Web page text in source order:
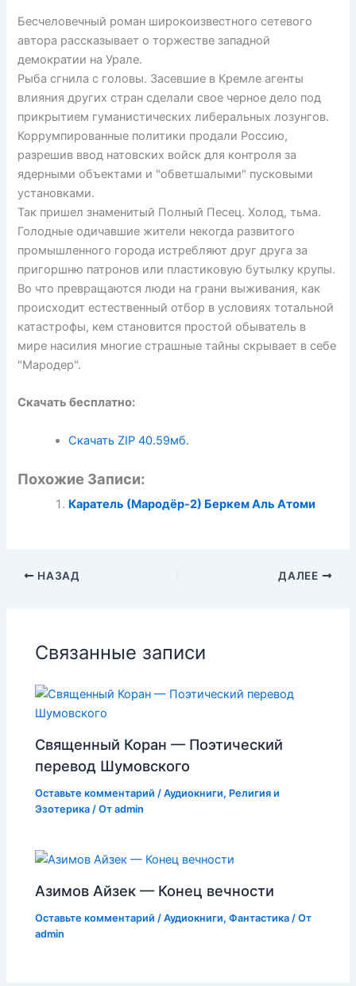
Бесчеловечный роман широкоизвестного сетевого
автора рассказывает о торжестве западной
демократии на Урале.
Рыба сгнила с головы. Засевшие в Кремле агенты
влияния других стран сделали свое черное дело под
прикрытием гуманистических либеральных лозунгов.
Коррумпированные политики продали Россию,
разрешив ввод натовских войск для контроля за
ядерными объектами и "обветшалыми" пусковыми
установками.
Так пришел знаменитый Полный Песец. Холод, тьма.
Голодные одичавшие жители некогда развитого
промышленного города истребляют друг друга за
пригоршню патронов или пластиковую бутылку крупы.
Во что превращаются люди на грани выживания, как
происходит естественный отбор в условиях тотальной
катастрофы, кем становится простой обыватель в
мире насилия многие страшные тайны скрывает в себе
"Мародер".
Скачать бесплатно:
Скачать ZIP40.59мб.
Похожие Записи:
Каратель (Мародёр-2) Беркем Аль Атоми
НАЗАД ДАЛЕЕ
Связанные записи
Священный Коран — Поэтический
перевод Шумовского
Оставьте комментарий /Аудиокниги, Религия и
Эзотерика / Отadmin
Азимов Айзек — Конец вечности
Оставьте комментарий /Аудиокниги,Фантастика / От
admin